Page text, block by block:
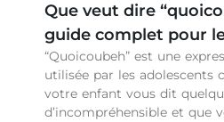
Que veut dire
guide complet pour
“Quoicoubeh” est une
utilisée par les adolescents
votre enfant vous dit
d’incompréhensible et que